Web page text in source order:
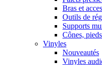
Bras et
Outils de
Supports
Cônes,
Vinyles
Nouveautés
Vinyles